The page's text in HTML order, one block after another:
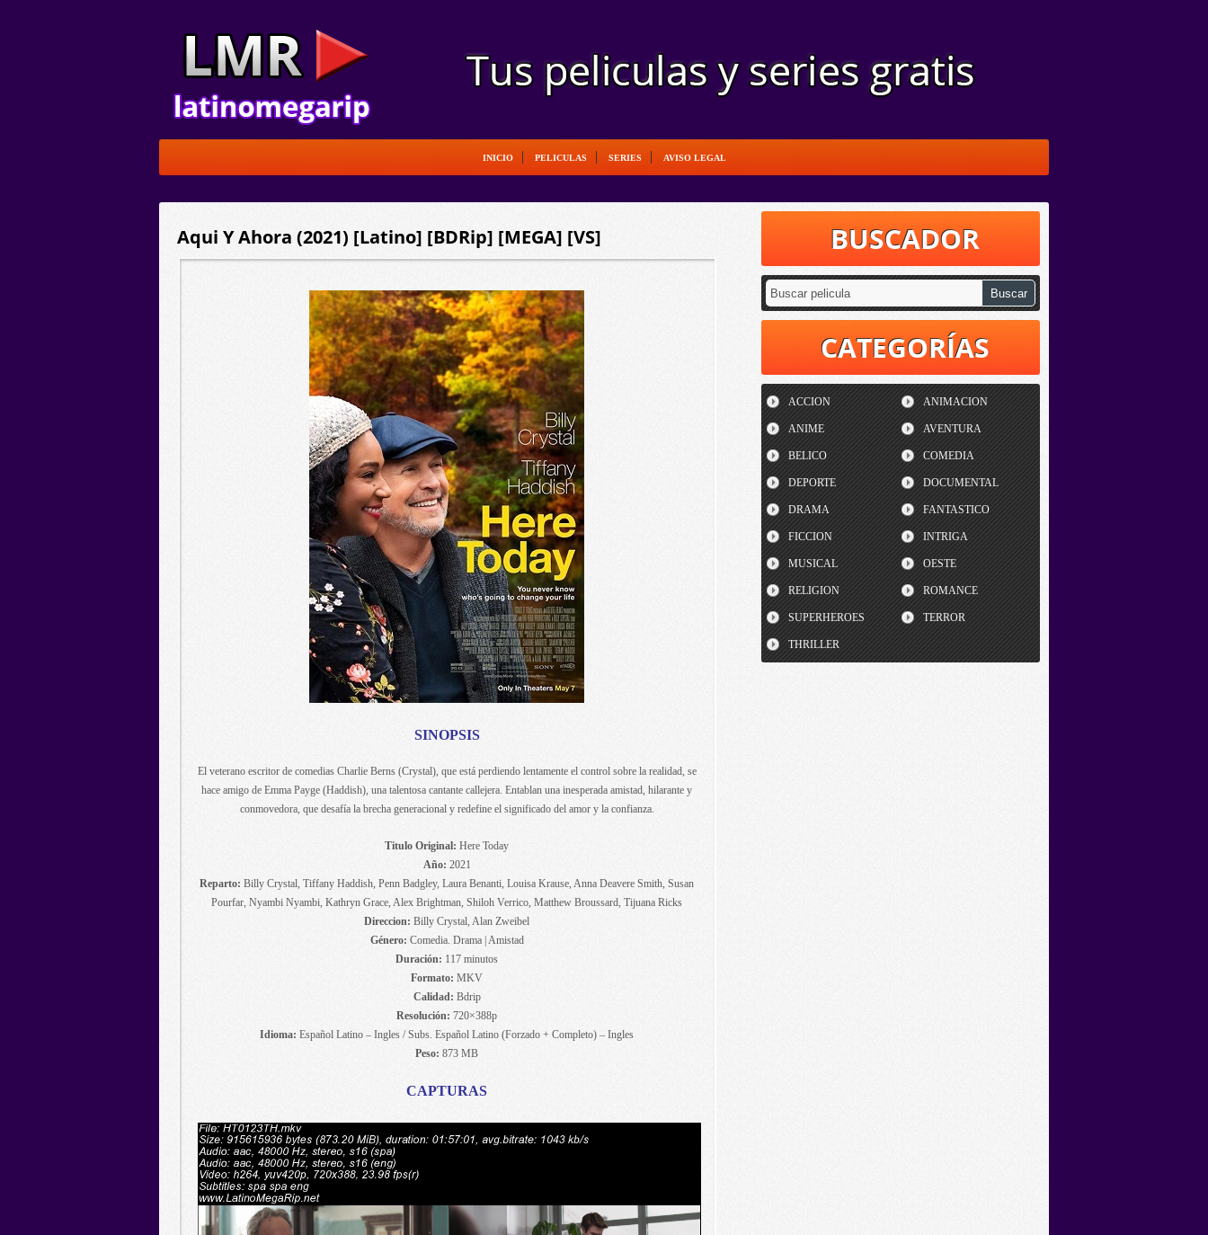
INICIO PELICULAS SERIES AVISO LEGAL
Aqui Y Ahora (2021) [Latino] [BDRip] [MEGA] [VS]
SINOPSIS
El veterano escritor de comedias Charlie Berns (Crystal), que está perdiendo lentamente el control sobre la realidad, se
hace amigo de Emma Payge (Haddish), una talentosa cantante callejera. Entablan una inesperada amistad, hilarante y
conmovedora, que desafía la brecha generacional y redefine el significado del amor y la confianza.
Titulo Original: Here Today
Año: 2021
Reparto: Billy Crystal, Tiffany Haddish, Penn Badgley, Laura Benanti, Louisa Krause, Anna Deavere Smith, Susan
Pourfar, Nyambi Nyambi, Kathryn Grace, Alex Brightman, Shiloh Verrico, Matthew Broussard, Tijuana Ricks
Direccion: Billy Crystal, Alan Zweibel
Género: Comedia. Drama | Amistad
Duración: 117 minutos
Formato: MKV
Calidad: Bdrip
Resolución: 720×388p
Idioma: Español Latino – Ingles / Subs. Español Latino (Forzado + Completo) – Ingles
Peso: 873 MB
CAPTURAS
BUSCADOR
CATEGORÍAS
ACCION ANIMACION
ANIME AVENTURA
BELICO COMEDIA
DEPORTE DOCUMENTAL
DRAMA FANTASTICO
FICCION INTRIGA
MUSICAL OESTE
RELIGION ROMANCE
SUPERHEROES TERROR
THRILLER